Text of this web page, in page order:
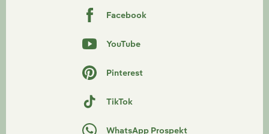
Facebook
YouTube
Pinterest
TikTok
WhatsApp Prospekt